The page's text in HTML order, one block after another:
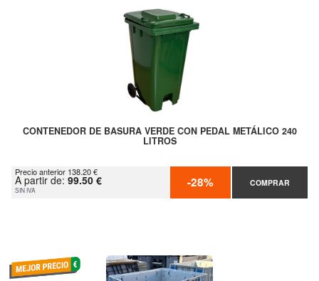
CONTENEDOR DE BASURA VERDE CON PEDAL METÁLICO 240
LITROS
Precio anterior 138.20 €
A partir de: 99.50 €
SIN IVA -28% COMPRAR